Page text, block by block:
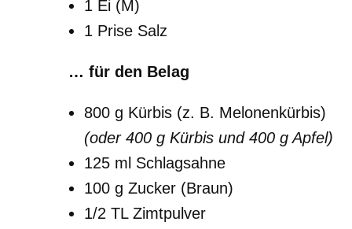
1 Ei (M)
1 Prise Salz
… für den Belag
800 g Kürbis (z. B. Melonenkürbis)
(oder 400 g Kürbis und 400 g Apfel)
125 ml Schlagsahne
100 g Zucker (Braun)
1/2 TL Zimtpulver